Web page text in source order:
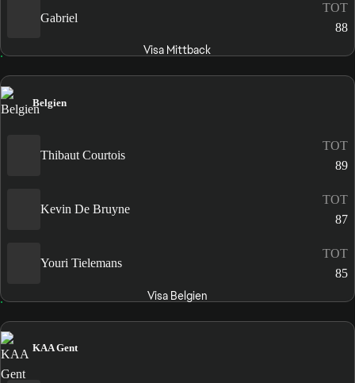
Gabriel
TOT
88
Visa Mittback
Belgien
Thibaut Courtois
TOT
89
Kevin De Bruyne
TOT
87
Youri Tielemans
TOT
85
Visa Belgien
KAA Gent